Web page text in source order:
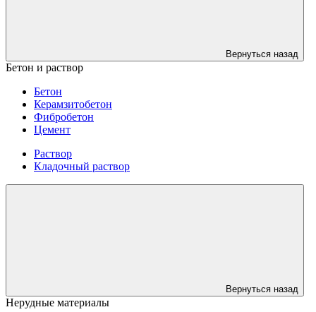
Вернуться назад
Бетон и раствор
Бетон
Керамзитобетон
Фибробетон
Цемент
Раствор
Кладочный раствор
Вернуться назад
Нерудные материалы